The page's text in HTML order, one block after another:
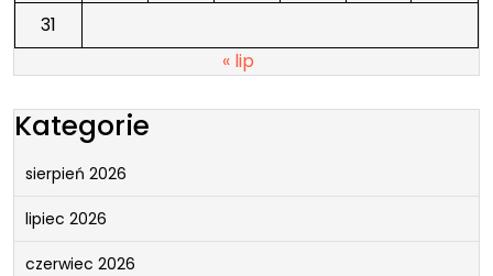
31
« lip
Kategorie
sierpień 2026
lipiec 2026
czerwiec 2026